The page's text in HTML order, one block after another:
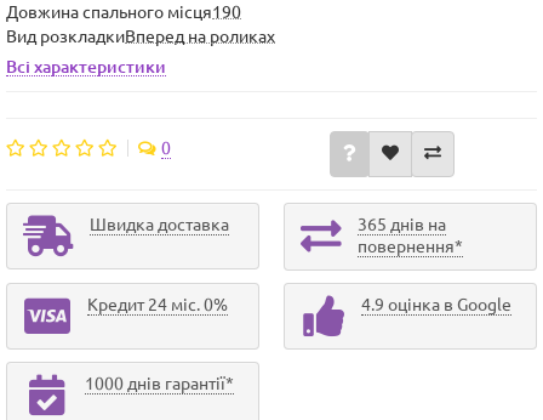
Довжина спального місця190
Вид розкладкиВперед на роликах
Всі характеристики
0
Швидка доставка
365 днів на
повернення*
Кредит 24 міс. 0% 4.9 оцінка в Google
1000 днів гарантії*